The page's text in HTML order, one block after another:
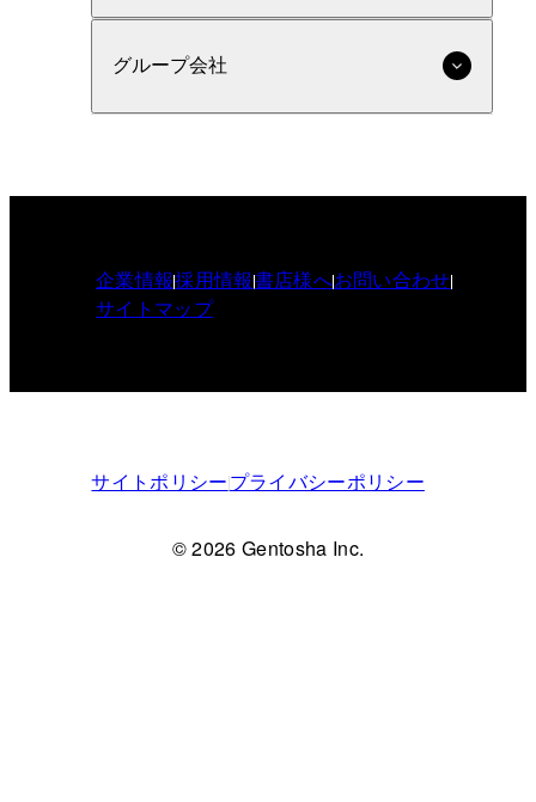
グループ会社
企業情報採用情報書店様へお問い合わせ
サイトマップ
サイトポリシープライバシーポリシー
© 2026 Gentosha Inc.